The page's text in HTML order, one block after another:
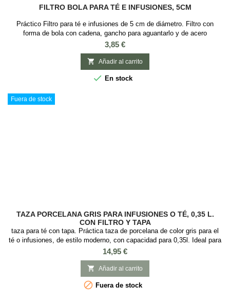
FILTRO BOLA PARA TÉ E INFUSIONES, 5CM
Práctico Filtro para té e infusiones de 5 cm de diámetro. Filtro con
forma de bola con cadena, gancho para aguantarlo y de acero
inoxidable. Es un utensilio básico para iniciarse en el mundo del té ya
que se puede usar con cualquier baso o taza para el té o infusión. Es
ideal para té e infusiones, que requieran que sus hojas o elementos
tengan espacio...
Precio
3,85 €
 Añadir al carrito
 En stock
Fuera de stock
TAZA PORCELANA GRIS PARA INFUSIONES O TÉ, 0,35 L.
CON FILTRO Y TAPA
taza para té con tapa. Práctica taza de porcelana de color gris para el
té o infusiones, de estilo moderno, con capacidad para 0,35l. Ideal para
preparar té e infusiones ya que incorpora tapa y filtro de acero
inoxidable. Esta podría ser tu taza favorita para tomar el té a diario, ya
que es muy práctica y elegante, con el infusor de aluminio que es
fácil...
Precio
14,95 €
 Añadir al carrito
 Fuera de stock